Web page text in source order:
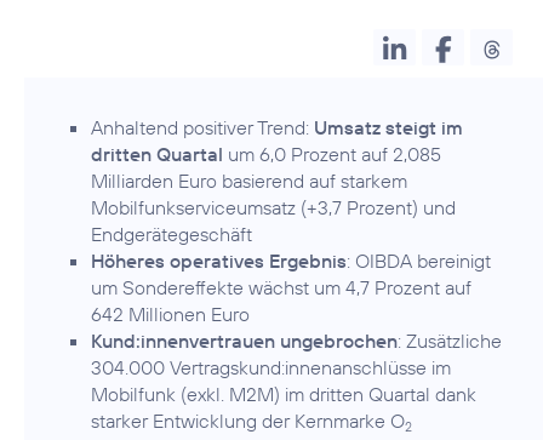
Anhaltend positiver Trend: Umsatz steigt im
dritten Quartal um 6,0 Prozent auf 2,085
Milliarden Euro basierend auf starkem
Mobilfunkserviceumsatz (+3,7 Prozent) und
Endgerätegeschäft
Höheres operatives Ergebnis: OIBDA bereinigt
um Sondereffekte wächst um 4,7 Prozent auf
642 Millionen Euro
Kund:innenvertrauen ungebrochen: Zusätzliche
304.000 Vertragskund:innenanschlüsse im
Mobilfunk (exkl. M2M) im dritten Quartal dank
starker Entwicklung der Kernmarke O2